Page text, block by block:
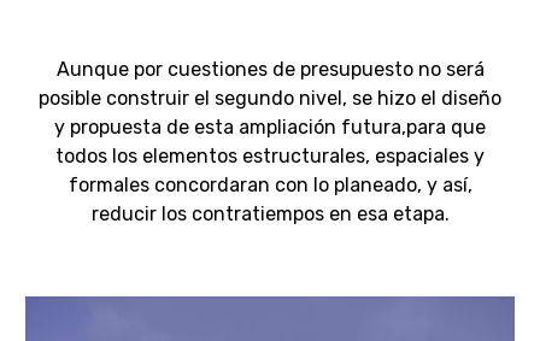
Aunque por cuestiones de presupuesto no será
posible construir el segundo nivel, se hizo el diseño
y propuesta de esta ampliación futura,para que
todos los elementos estructurales, espaciales y
formales concordaran con lo planeado, y así,
reducir los contratiempos en esa etapa.